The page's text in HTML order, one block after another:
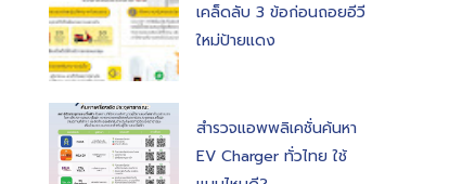
เคล็ดลับ 3 ข้อก่อนถอยอีวี
ใหม่ป้ายแดง
สำรวจแอพพลิเคชั่นค้นหา
EV Charger ทั่วไทย ใช้